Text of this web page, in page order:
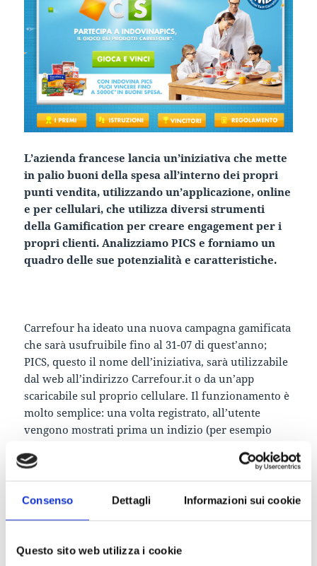
Consenso Dettagli Informazioni sui cookie
Questo sito web utilizza i cookie
L’azienda francese lancia un’iniziativa che mette
in palio buoni della spesa all’interno dei propri
punti vendita, utilizzando un’applicazione, online
e per cellulari, che utilizza diversi strumenti
della Gamification per creare engagement per i
propri clienti. Analizziamo PICS e forniamo un
quadro delle sue potenzialità e caratteristiche.
Carrefour ha ideato una nuova campagna gamificata
che sarà usufruibile fino al 31-07 di quest’anno;
PICS, questo il nome dell’iniziativa, sarà utilizzabile
dal web all’indirizzo Carrefour.it o da un’app
scaricabile sul proprio cellulare. Il funzionamento è
molto semplice: una volta registrato, all’utente
vengono mostrati prima un indizio (per esempio
Carrefour tra cui scegliere. Dopo due minuti di
con 100 punti avremo modo di partecipare